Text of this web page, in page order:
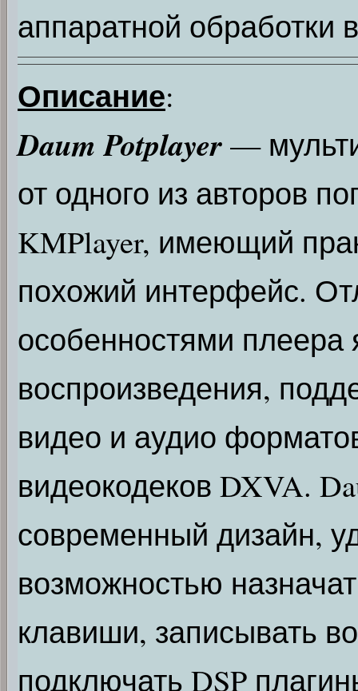
аппаратной обработки
Описание:
Daum Potplayer—
от одного из авторов
KMPlayer, имеющий
похожий интерфейс.
особенностями плеера
воспроизведения,
видео и аудио
видеокодеков DXVA.
современный дизайн,
возможностью
клавиши, записывать
подключать DSP